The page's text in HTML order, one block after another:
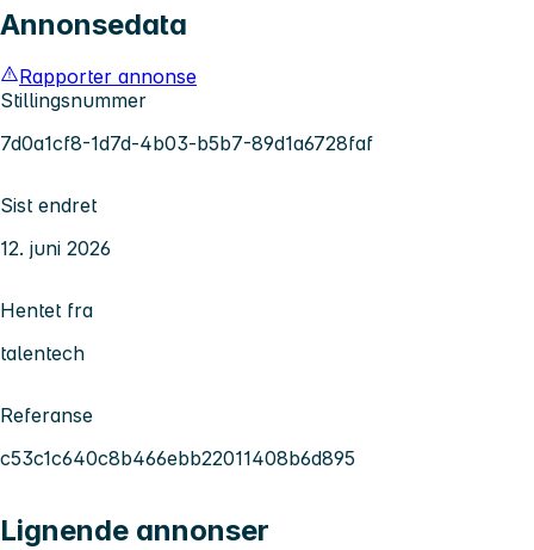
Annonsedata
Rapporter annonse
Stillingsnummer
7d0a1cf8-1d7d-4b03-b5b7-89d1a6728faf
Sist endret
12. juni 2026
Hentet fra
talentech
Referanse
c53c1c640c8b466ebb22011408b6d895
Lignende annonser